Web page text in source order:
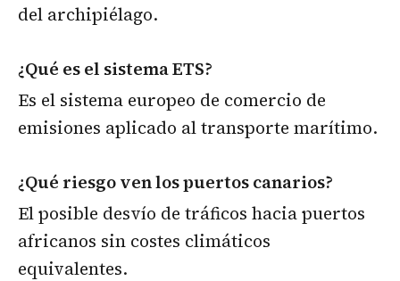
del archipiélago.
¿Qué es el sistema ETS?
Es el sistema europeo de comercio de
emisiones aplicado al transporte marítimo.
¿Qué riesgo ven los puertos canarios?
El posible desvío de tráficos hacia puertos
africanos sin costes climáticos
equivalentes.